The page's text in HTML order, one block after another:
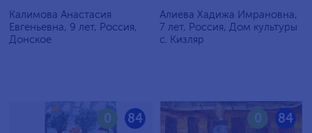
Калимова Анастасия
Евгеньевна, 9 лет, Россия,
Донское
Алиева Хадижа Имрановна,
7 лет, Россия, Дом культуры
с. Кизляр
84
0 84
0